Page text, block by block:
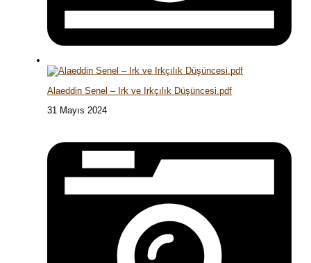
Alaeddin Senel – Irk ve Irkçılık Düşüncesi.pdf
31 Mayıs 2024